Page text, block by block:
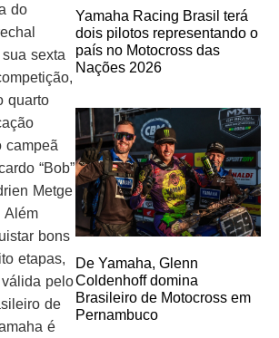
do
sexta
quarto
campeã
“Bob”
Metge
Além
bons
etapas,
pelo
de
é
Yamaha Racing Brasil terá
dois pilotos representando o
país no Motocross das
Nações 2026
De Yamaha, Glenn
Coldenhoff domina
Brasileiro de Motocross em
Pernambuco